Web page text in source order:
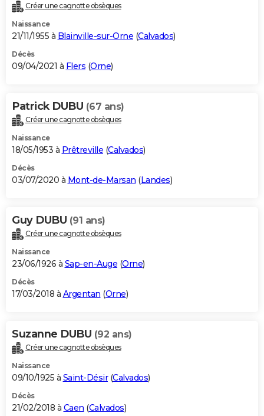
Créer une cagnotte obsèques
Naissance
21/11/1955 à Blainville-sur-Orne (Calvados)
Décès
09/04/2021 à Flers (Orne)
Patrick DUBU (67 ans)
Créer une cagnotte obsèques
Naissance
18/05/1953 à Prêtreville (Calvados)
Décès
03/07/2020 à Mont-de-Marsan (Landes)
Guy DUBU (91 ans)
Créer une cagnotte obsèques
Naissance
23/06/1926 à Sap-en-Auge (Orne)
Décès
17/03/2018 à Argentan (Orne)
Suzanne DUBU (92 ans)
Créer une cagnotte obsèques
Naissance
09/10/1925 à Saint-Désir(Calvados)
Décès
21/02/2018 à Caen (Calvados)